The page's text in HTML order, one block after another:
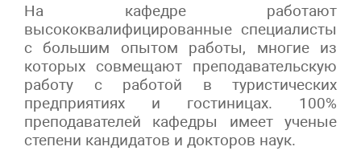
На кафедре работают
высококвалифицированные специалисты
с большим опытом работы, многие из
которых совмещают преподавательскую
работу с работой в туристических
предприятиях и гостиницах. 100%
преподавателей кафедры имеет ученые
степени кандидатов и докторов наук.